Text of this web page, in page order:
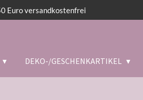
Euro versandkostenfrei
DEKO-/GESCHENKARTIKEL